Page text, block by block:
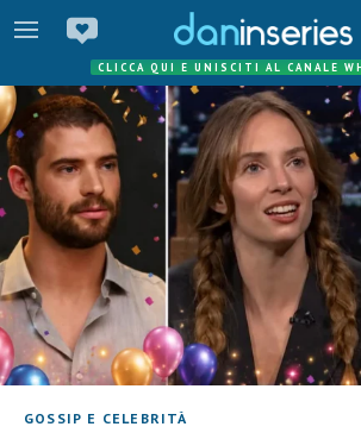
CLICCA QUI E UNISCITI AL CANALE
GOSSIP E CELEBRITÀ